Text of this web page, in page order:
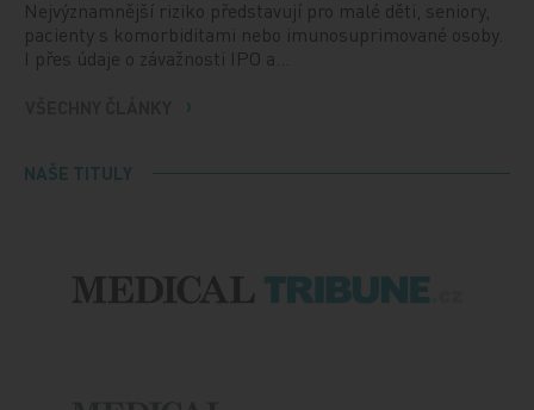
Nejvýznamnější riziko představují pro malé děti, seniory,
pacienty s komorbiditami nebo imunosuprimované osoby.
I přes údaje o závažnosti IPO a…
NAŠE TITULY